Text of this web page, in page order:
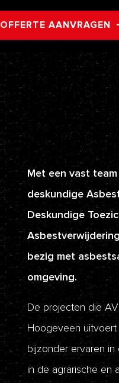
OFFERTE AANVRAGEN
Met een vast
deskundige
Deskundige
bezig met
omgeving.
De projecten die
Hoogeveen uitvoert
bijzonder ervaren
in de agrarische en